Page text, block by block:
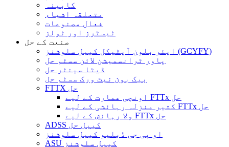
کابینہ
متعلقہ اشیاء
فعال مصنوعات
ٹیسٹرز اور ٹولز
صنعت کے حل
ایئر بلون آپٹیکل کیبل سلوشنز (GCYFY)
پاور ٹرانسمیشن لائن سسٹم حل
ڈیٹا سینٹر حل
بیک بون نیٹ ورک سسٹم حل
FTTX حل
اونچی عمارت کے لیے FTTx حل
کثیر منزلہ رہائشی کے لیے FTTx حل
ولا رہائش کے لیے FTTx حل
ADSS کیبل حل
او پی جی ڈبلیو کیبل سلوشنز
ASU کیبل سلوشنز